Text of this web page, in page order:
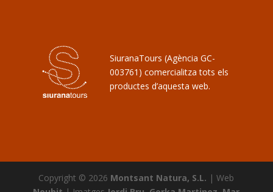
SiuranaTours (Agència GC-
003761) comercialitza tots els
productes d’aquesta web.
Copyright © 2026 Montsant Natura, S.L. | Web